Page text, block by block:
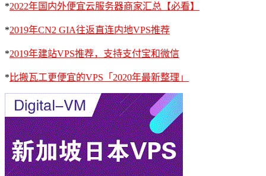
*2022年国内外便宜云服务器商家汇总【必看】
*2019年CN2 GIA往返直连内地VPS推荐
*2019年建站VPS推荐，支持支付宝和微信
* 比搬瓦工更便宜的VPS「2020年最新整理」